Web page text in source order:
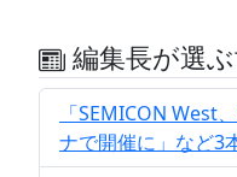
編集長が選
「SEMICON West
ナで開催に」など3